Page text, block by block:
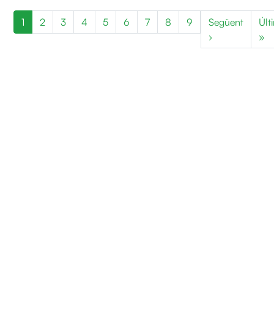
Paginació
1 2 3 4 5 6 7 8 9
Següent
› Pàgina
»